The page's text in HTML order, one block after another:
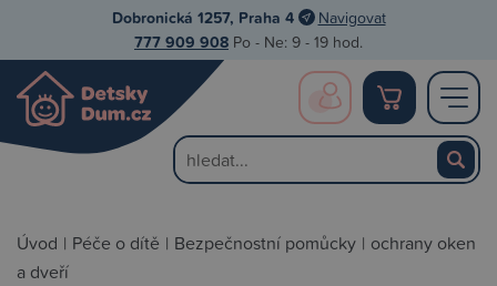
Dobronická 1257, Praha 4 Navigovat
777 909 908 Po - Ne: 9 - 19 hod.
Úvod | Péče o dítě | Bezpečnostní pomůcky | ochrany oken
a dveří